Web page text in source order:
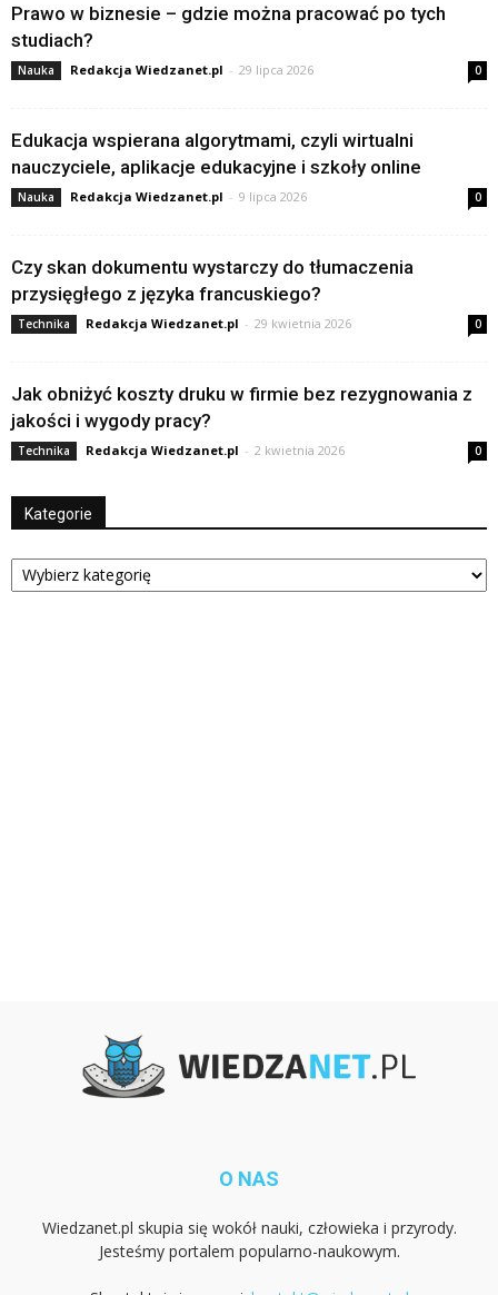
Prawo w biznesie – gdzie można pracować po tych
studiach?
Nauka Redakcja Wiedzanet.pl - 29 lipca 2026 0
Edukacja wspierana algorytmami, czyli wirtualni
nauczyciele, aplikacje edukacyjne i szkoły online
Nauka Redakcja Wiedzanet.pl - 9 lipca 2026 0
Czy skan dokumentu wystarczy do tłumaczenia
przysięgłego z języka francuskiego?
Technika Redakcja Wiedzanet.pl - 29 kwietnia 2026 0
Jak obniżyć koszty druku w firmie bez rezygnowania z
jakości i wygody pracy?
Technika Redakcja Wiedzanet.pl - 2 kwietnia 2026 0
Kategorie
Kategorie
O NAS
Wiedzanet.pl skupia się wokół nauki, człowieka i przyrody.
Jesteśmy portalem popularno-naukowym.